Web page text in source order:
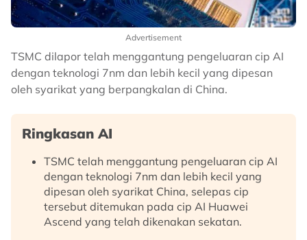
Advertisement
TSMC dilapor telah menggantung pengeluaran cip AI
dengan teknologi 7nm dan lebih kecil yang dipesan
oleh syarikat yang berpangkalan di China.
Ringkasan AI
TSMC telah menggantung pengeluaran cip AI
dengan teknologi 7nm dan lebih kecil yang
dipesan oleh syarikat China, selepas cip
tersebut ditemukan pada cip AI Huawei
Ascend yang telah dikenakan sekatan.